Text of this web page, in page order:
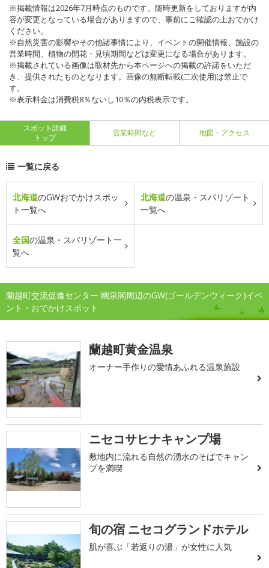
※掲載情報は2026年7月時点のものです。随時更新をしておりますが内
容が変更となっている場合がありますので、事前にご確認の上おでかけ
ください。
※自然災害の影響やその他諸事情により、イベントの開催情報、施設の
営業時間、植物の開花・見頃期間などは変更になる場合があります。
※掲載されている画像は取材先から本ページへの掲載の許諾をいただ
き、提供されたものとなります。画像の無断転載(二次使用)は禁止で
す。
※表示料金は消費税8％ないし10％の内税表示です。
スポット詳細
トップ
営業時間など 地図・アクセス
一覧に戻る
北海道のGWおでかけスポッ
ト一覧へ
北海道の温泉・スパリゾート
一覧へ
全国の温泉・スパリゾート一
覧へ
蘭越町交流促進センター 幽泉閣周辺のGW(ゴールデンウィーク)イベ
ント・おでかけスポット
蘭越町黄金温泉
オーナー手作りの愛情あふれる温泉施設
ニセコサヒナキャンプ場
敷地内に流れる自然の湧水のそばでキャン
プを満喫
旬の宿 ニセコグランドホテル
肌が喜ぶ「若返りの湯」が女性に人気